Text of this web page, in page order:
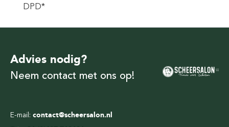
DPD*
E-mail: contact@scheersalon.nl
Advies nodig?
Neem contact met ons op!